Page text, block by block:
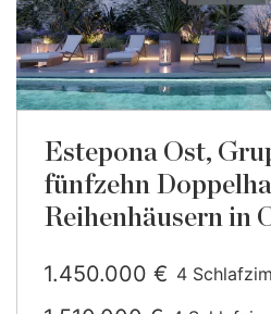
Estepona Ost,
fünfzehn
Reihenhäusern in
1.450.000 € 4